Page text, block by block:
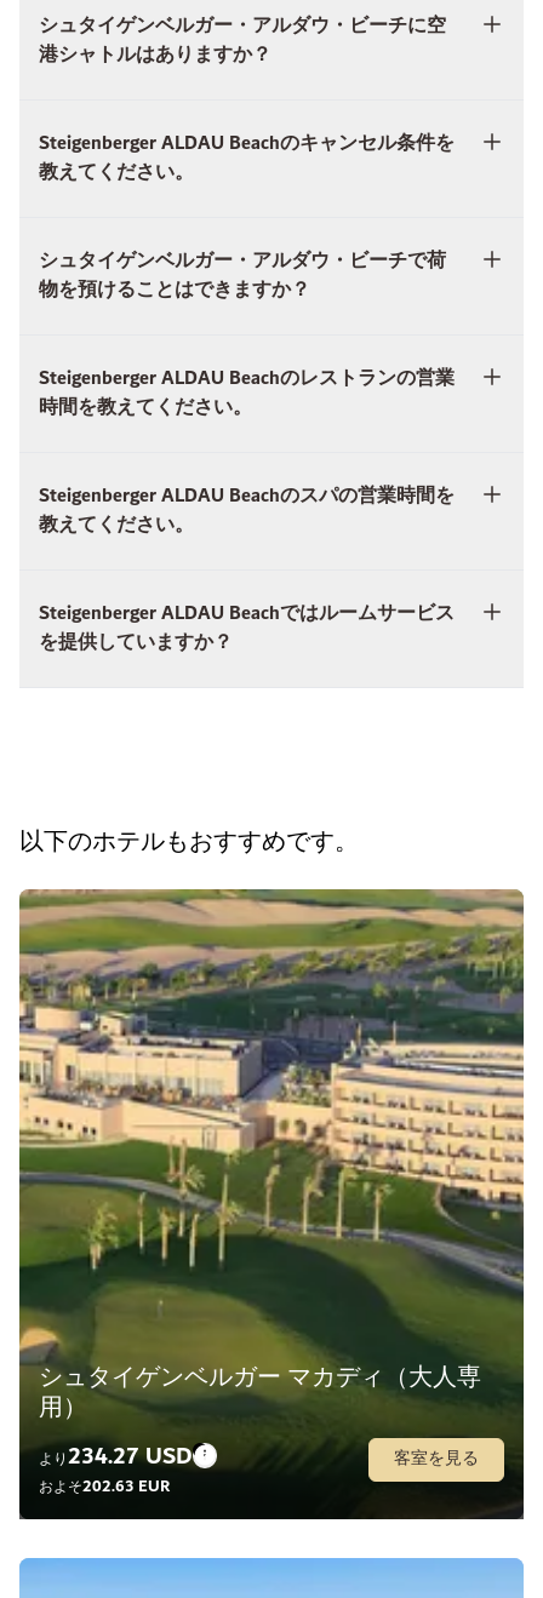
シュタイゲンベルガー・アルダウ・ビーチに空
港シャトルはありますか？
Steigenberger ALDAU Beachのキャンセル条件を
教えてください。
シュタイゲンベルガー・アルダウ・ビーチで荷
物を預けることはできますか？
Steigenberger ALDAU Beachのレストランの営業
時間を教えてください。
Steigenberger ALDAU Beachのスパの営業時間を
教えてください。
Steigenberger ALDAU Beachではルームサービス
を提供していますか？
以下のホテルもおすすめです。
シュタイゲンベルガー マカディ（大人専
用）
より234.27 USD
およそ202.63 EUR
客室を見る